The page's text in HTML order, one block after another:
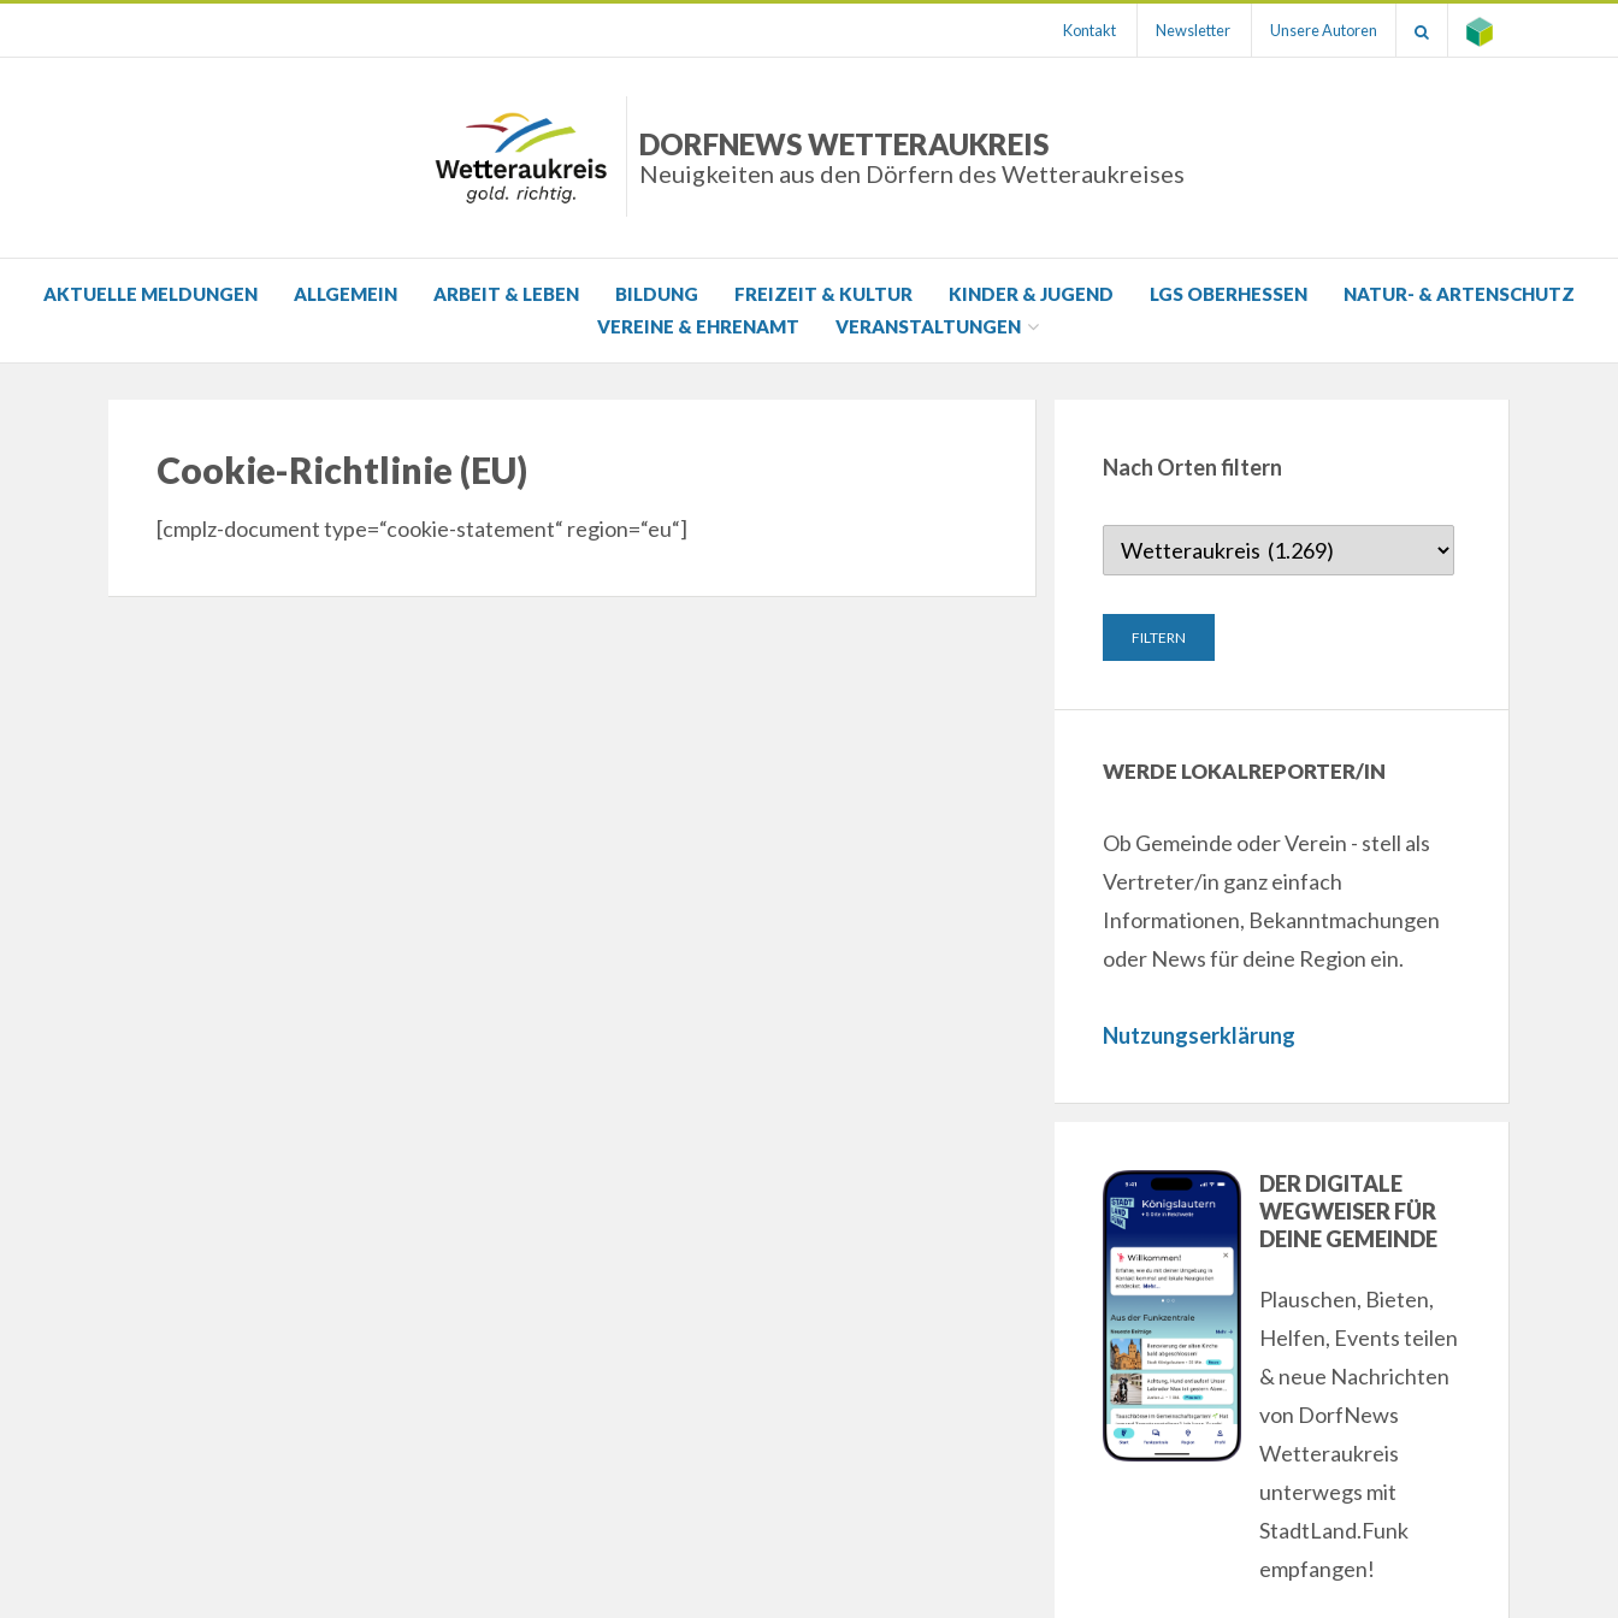
Kontakt Newsletter Unsere Autoren
DORFNEWS WETTERAUKREIS
Neuigkeiten aus den Dörfern des Wetteraukreises
AKTUELLE MELDUNGEN ALLGEMEIN ARBEIT & LEBEN BILDUNG FREIZEIT & KULTUR KINDER & JUGEND LGS OBERHESSEN
NATUR- & ARTENSCHUTZ
VEREINE & EHRENAMT
VERANSTALTUNGEN
Cookie-Richtlinie (EU)
[cmplz-document type=“cookie-statement“ region=“eu“]
Nach Orten filtern
WERDE LOKALREPORTER/IN
Ob Gemeinde oder Verein - stell als
Vertreter/in ganz einfach
Informationen, Bekanntmachungen
oder News für deine Region ein.
Nutzungserklärung
DER DIGITALE
WEGWEISER FÜR
DEINE GEMEINDE
Plauschen, Bieten,
Helfen, Events teilen
& neue Nachrichten
von DorfNews
Wetteraukreis
unterwegs mit
StadtLand.Funk
empfangen!